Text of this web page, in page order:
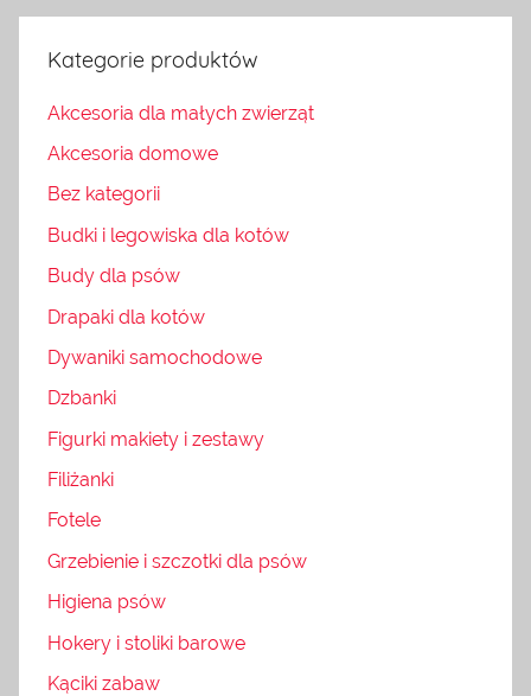
Kategorie produktów
Akcesoria dla małych zwierząt
Akcesoria domowe
Bez kategorii
Budki i legowiska dla kotów
Budy dla psów
Drapaki dla kotów
Dywaniki samochodowe
Dzbanki
Figurki makiety i zestawy
Filiżanki
Fotele
Grzebienie i szczotki dla psów
Higiena psów
Hokery i stoliki barowe
Kąciki zabaw